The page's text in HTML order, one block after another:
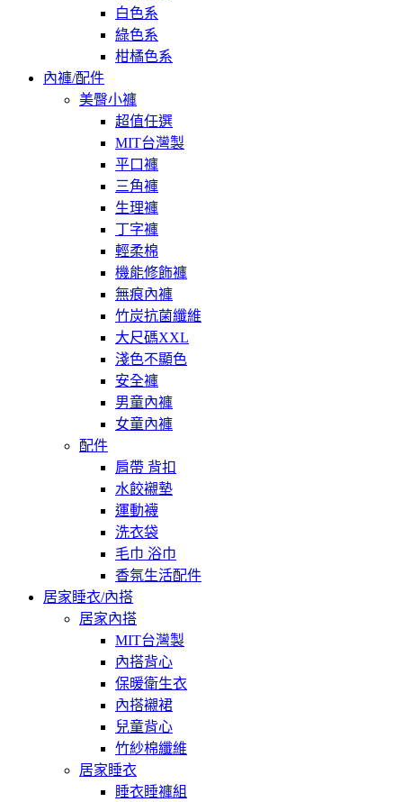
白色系
綠色系
柑橘色系
內褲/配件
美臀小褲
超值任選
MIT台灣製
平口褲
三角褲
生理褲
丁字褲
輕柔棉
機能修飾褲
無痕內褲
竹炭抗菌纖維
大尺碼XXL
淺色不顯色
安全褲
男童內褲
女童內褲
配件
肩帶 背扣
水餃襯墊
運動襪
洗衣袋
毛巾 浴巾
香氛生活配件
居家睡衣/內搭
居家內搭
MIT台灣製
內搭背心
保暖衛生衣
內搭襯裙
兒童背心
竹紗棉纖維
居家睡衣
睡衣睡褲組